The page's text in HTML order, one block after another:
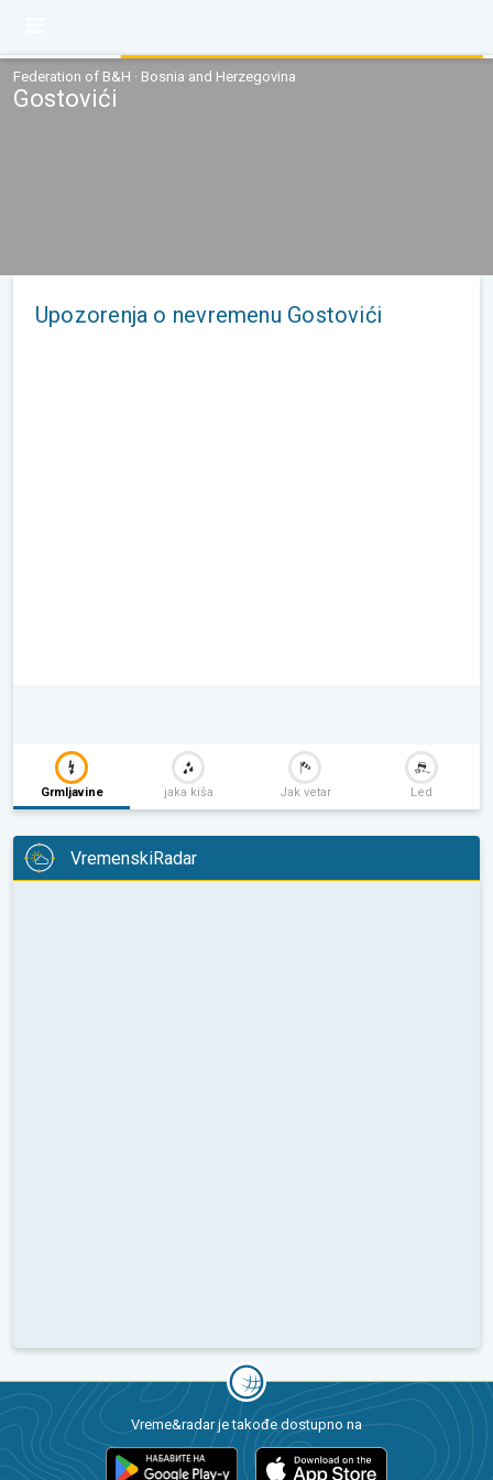
Federation of B&H · Bosnia and Herzegovina
Gostovići
Upozorenja o nevremenu Gostovići
Grmljavine jaka kiša Jak vetar Led
VremenskiRadar
Vreme&radar je takođe dostupno na